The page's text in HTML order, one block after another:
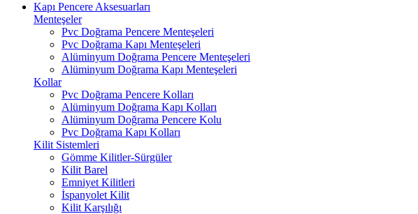
Kapı Pencere Aksesuarları
Menteşeler
Pvc Doğrama Pencere Menteşeleri
Pvc Doğrama Kapı Menteşeleri
Alüminyum Doğrama Pencere Menteşeleri
Alüminyum Doğrama Kapı Menteşeleri
Kollar
Pvc Doğrama Pencere Kolları
Alüminyum Doğrama Kapı Kolları
Alüminyum Doğrama Pencere Kolu
Pvc Doğrama Kapı Kolları
Kilit Sistemleri
Gömme Kilitler-Sürgüler
Kilit Barel
Emniyet Kilitleri
İspanyolet Kilit
Kilit Karşılığı